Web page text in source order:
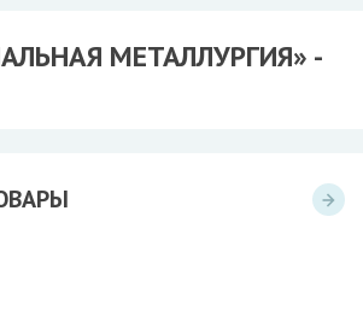
МЕТАЛЛУРГИЯ» -